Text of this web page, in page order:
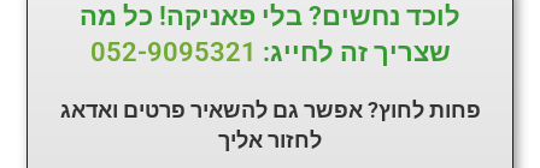
לוכד נחשים? בלי פאניקה! כל מה
שצריך זה לחייג: 052-9095321
פחות לחוץ? אפשר גם להשאיר פרטים ואדאג
לחזוראליך